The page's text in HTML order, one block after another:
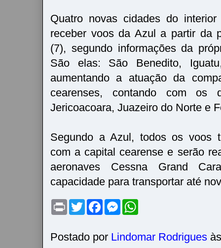
Quatro novas cidades do
receber voos da Azul a partir da
(7), segundo informações da
São elas: São Benedito,
aumentando a atuação da
cearenses, contando com os
Jericoacoara, Juazeiro do Norte e
Segundo a Azul, todos os voos
com a capital cearense e serão
aeronaves Cessna Grand
capacidade para transportar até
P
t
T
w
t
e
F
a
b
o
M
e
e
n
s
A
Postado por Lindomar Rodrigues